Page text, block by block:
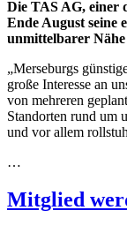
Die TAS AG, einer
Ende August seine
unmittelbarer
„Merseburgs
große Interesse an
von mehreren
Standorten rund um
und vor allem
…
Mitglied